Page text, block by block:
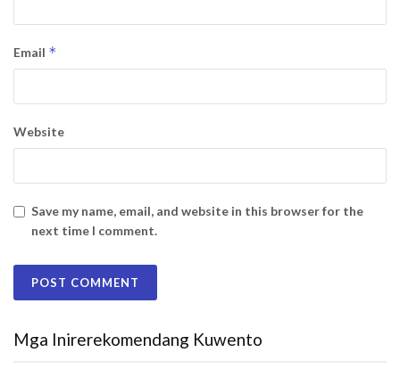
Email *
Website
Save my name, email, and website in this browser for the
next time I comment.
Mga Inirerekomendang Kuwento